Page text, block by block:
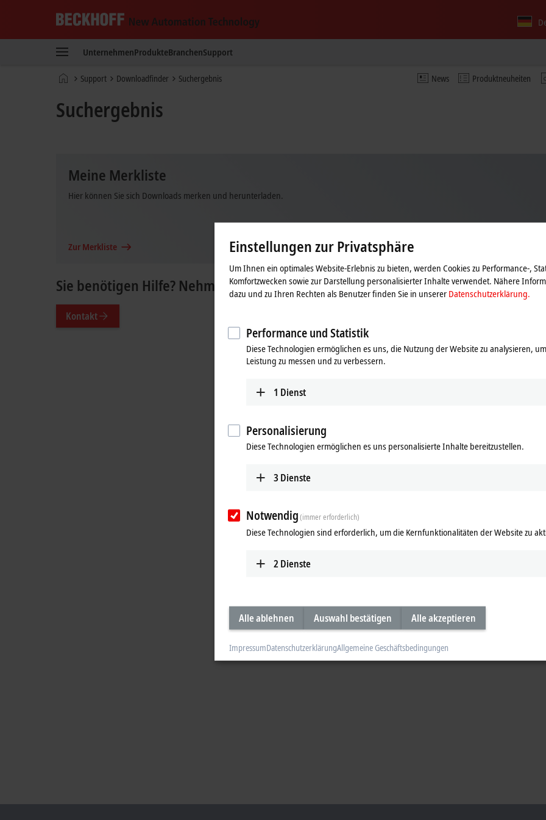
New
Technology
UnternehmenProdukteBranchenSupport
News Produktneuheiten
StartseiteSupport Downloadfinder Suchergebnis
Suchergebnis
Meine Merkliste
Hier können Sie sich Downloads merken und herunterladen.
Zur Merkliste
Sie benötigen Hilfe? Nehmen Sie gern Kontakt mit uns auf.
Kontakt
Einstellungen zur Privatsphäre
Um Ihnen ein optimales Website-Erlebnis zu bieten, werden Cookies zu Performance-,
Komfortzwecken sowie zur Darstellung personalisierter Inhalte verwendet. Nähere
dazu und zu Ihren Rechten als Benutzer finden Sie in unserer Datenschutzerklärung.
Performance und Statistik
Diese Technologien ermöglichen es uns, die Nutzung der Website zu analysieren,
Leistung zu messen und zu verbessern.
1 Dienst
Personalisierung
Diese Technologien ermöglichen es uns personalisierte Inhalte bereitzustellen.
3 Dienste
Notwendig(immer erforderlich)
Diese Technologien sind erforderlich, um die Kernfunktionalitäten der Website zu
2 Dienste
Alle ablehnen Auswahl bestätigen Alle akzeptieren
ImpressumDatenschutzerklärungAllgemeine Geschäftsbedingungen